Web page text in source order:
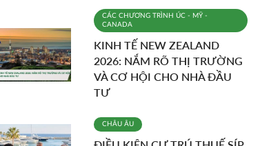
CÁC CHƯƠNG TRÌNH ÚC - MỸ -
CANADA
KINH TẾ NEW ZEALAND
2026: NẮM RÕ THỊ TRƯỜNG
VÀ CƠ HỘI CHO NHÀ ĐẦU
TƯ
CHÂU ÂU